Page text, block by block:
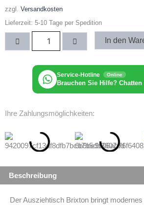
zzgl. Versandkosten
Lieferzeit: 5-10 Tage per Spedition
Brixton
Menge
In den
Service-Hotline Online
Brauchen Sie Hilfe?
Ihre Zahlungsmöglichkeiten:
Beschreibung
Der Ausziehtisch Brixton bringt